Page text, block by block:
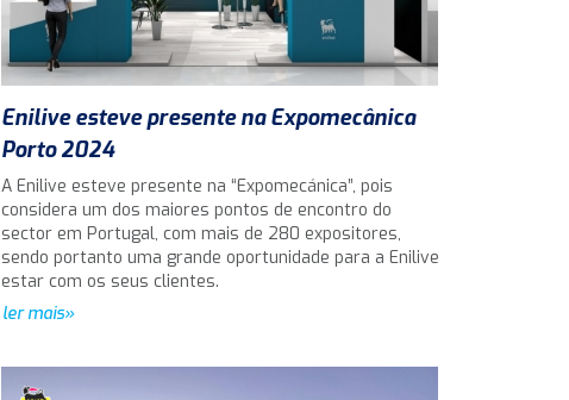
Enilive esteve presente na Expomecânica
Porto 2024
A Enilive esteve presente na “Expomecánica”, pois
considera um dos maiores pontos de encontro do
sector em Portugal, com mais de 280 expositores,
sendo portanto uma grande oportunidade para a Enilive
estar com os seus clientes.
ler mais»